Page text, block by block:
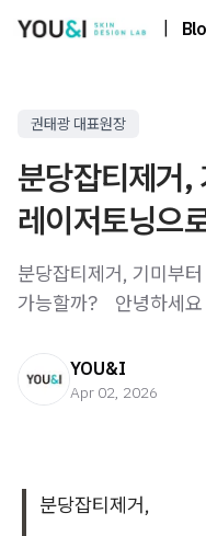
권태광 대표원장
분당잡티제거,
레이저토닝으
분당잡티제거, 기미부
가능할까? ​ ​ ​ 안녕하세
YOU&I
Apr 02, 2026
분당잡티제거,